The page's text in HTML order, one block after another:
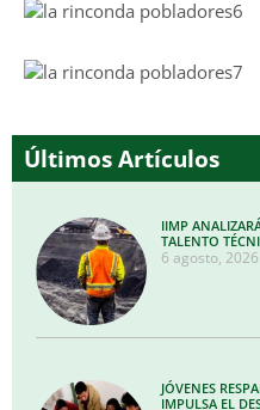
Últimos Artículos
IIMP
TALENTO
6 agosto, 2026
JÓVENES
IMPULSA EL